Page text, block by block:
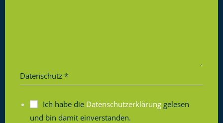
Datenschutz *
Ich habe die Datenschutzerklärung gelesen
und bin damit einverstanden.